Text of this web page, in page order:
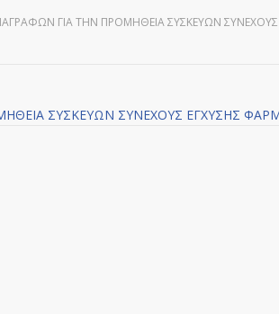
ΓΙΑ ΤΗΝ ΠΡΟΜΗΘΕΙΑ ΣΥΣΚΕΥΩΝ ΣΥΝΕΧΟΥΣ
ΣΥΣΚΕΥΩΝ ΣΥΝΕΧΟΥΣ ΕΓΧΥΣΗΣ